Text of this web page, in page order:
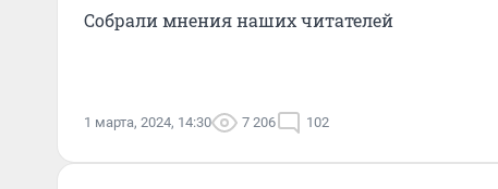
Собрали мнения наших читателей
1 марта, 2024, 14:30 7 206 102